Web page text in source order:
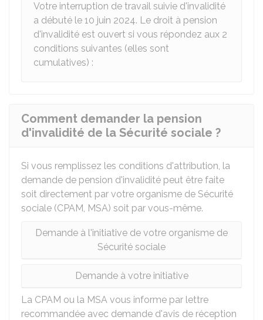
Votre interruption de travail suivie d'invalidité
a débuté le 10 juin 2024. Le droit à pension
d'invalidité est ouvert si vous répondez aux 2
conditions suivantes (elles sont
cumulatives) :
Comment demander la pension
d'invalidité de la Sécurité sociale ?
Si vous remplissez les conditions d'attribution, la
demande de pension d'invalidité peut être faite
soit directement par votre organisme de Sécurité
sociale (CPAM, MSA) soit par vous-même.
Demande à l'initiative de votre organisme de
Sécurité sociale
Demande à votre initiative
La CPAM ou la MSA vous informe par lettre
recommandée avec demande d'avis de réception